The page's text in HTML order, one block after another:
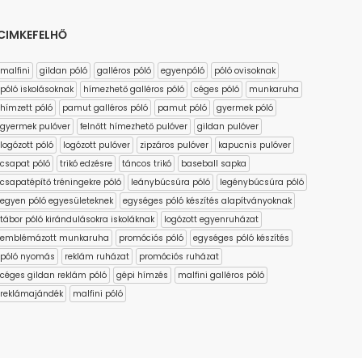
malfini gildan póló galléros póló egyenpóló
póló ovisoknak
póló iskolásoknak
hímezhető galléros póló céges póló
munkaruha
hímzett póló
pamut galléros póló pamut póló
gyermek póló
gyermek pulóver
felnőtt hímezhető pulóver
gildan pulóver
logózott póló
logózott pulóver zipzáros pulóver
kapucnis pulóver
csapat póló
trikó edzésre táncos trikó
baseball sapka
csapatépítő tréningekre póló
leánybúcsúra póló
legénybúcsúra póló
egyen póló egyesületeknek
egységes póló készítés alapítványoknak
tábor póló kirándulásokra iskoláknak
logózott egyenruházat
emblémázott munkaruha
promóciós póló
egységes póló készítés
póló nyomás
reklám ruházat
promóciós ruházat
céges gildan reklám póló
gépi hímzés
malfini galléros póló
reklámajándék
malfini póló